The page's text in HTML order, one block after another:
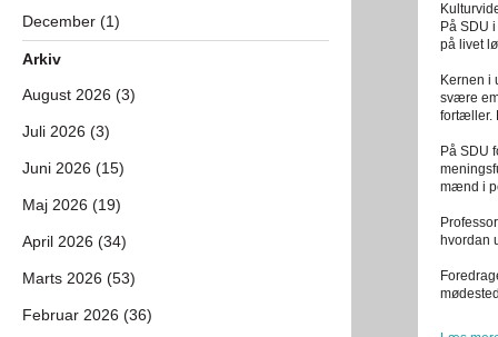
På SDU
på livet
Kernen i
svære
fortæller.
På SDU
mænd i
hvordan
December (1)
Arkiv
August 2026 (3)
Juli 2026 (3)
Juni 2026 (15)
Maj 2026 (19)
April 2026 (34)
Marts 2026 (53)
Februar 2026 (36)